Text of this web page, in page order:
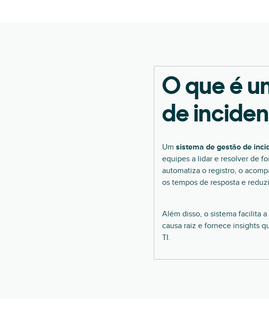
O que é
de
Um sistema de gestão de
equipes a lidar e resolver de
automatiza o registro, o
os tempos de resposta e
Além disso, o sistema facilita
causa raiz e fornece insights
TI.